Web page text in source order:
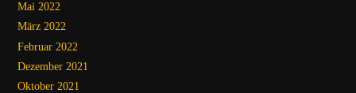
Mai 2022
März 2022
Februar 2022
Dezember 2021
Oktober 2021